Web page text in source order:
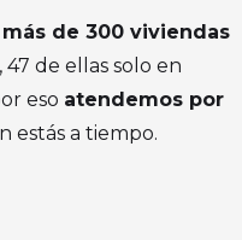
más de 300 viviendas
, 47 de ellas solo en
eso atendemos por
estás a tiempo.